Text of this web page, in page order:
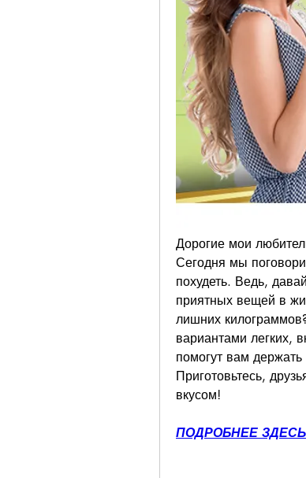
Дорогие мои
Сегодня мы
похудеть. Ведь,
приятных вещей в
лишних
вариантами легких,
помогут вам
Приготовьтесь,
вкусом!
ПОДРОБНЕЕ ЗДЕСЬ